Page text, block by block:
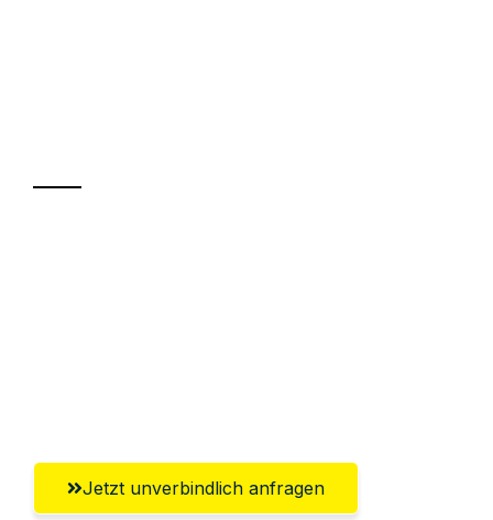
Jetzt unverbindlich anfragen